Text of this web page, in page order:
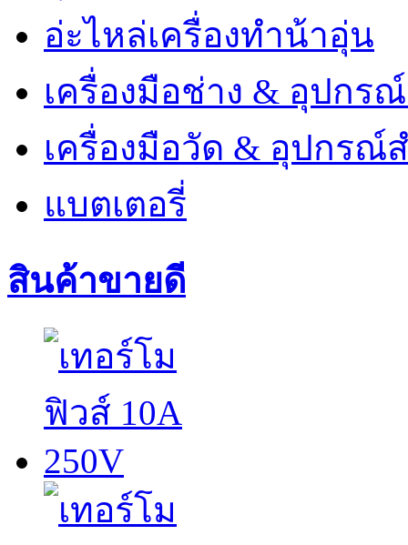
อ่ะไหล่เครื่องทำน้าอุ่น
เครื่องมือช่าง & อุปกร
เครื่องมือวัด & อุปกรณ์
แบตเตอรี่
สินค้าขายดี